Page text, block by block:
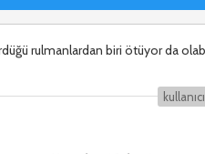
rulmanlardan biri ötüyor da